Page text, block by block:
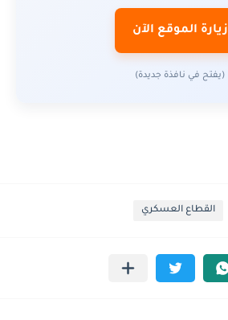
زيارة الموقع الآن
(يفتح في نافذة جديدة)
القطاع العسكري